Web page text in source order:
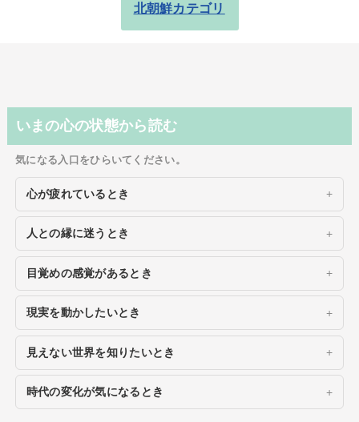
北朝鮮カテゴリ
いまの心の状態から読む
気になる入口をひらいてください。
心が疲れているとき
人との縁に迷うとき
目覚めの感覚があるとき
現実を動かしたいとき
見えない世界を知りたいとき
時代の変化が気になるとき